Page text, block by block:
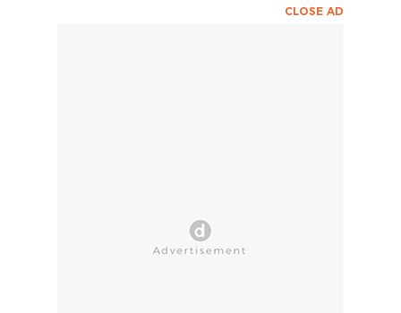
CLOSE AD